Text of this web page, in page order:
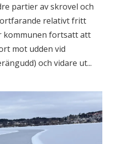
partier av skrovel och
relativt fritt
kommunen fortsatt att
mot udden vid
och vidare ut...